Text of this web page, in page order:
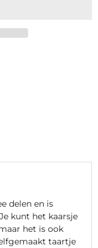
delen en is
kunt het kaarsje
het is ook
taartje